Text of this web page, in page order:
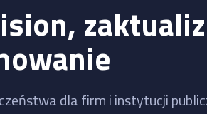
dla firm i instytucji